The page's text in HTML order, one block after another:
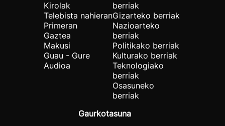
Kirolak
Telebista nahieran
Primeran
Gaztea
Makusi
Guau - Gure
Audioa
berriak
Gizarteko berriak
Nazioarteko
berriak
Politikako berriak
Kulturako berriak
Teknologiako
berriak
Osasuneko
berriak
Gaurkotasuna